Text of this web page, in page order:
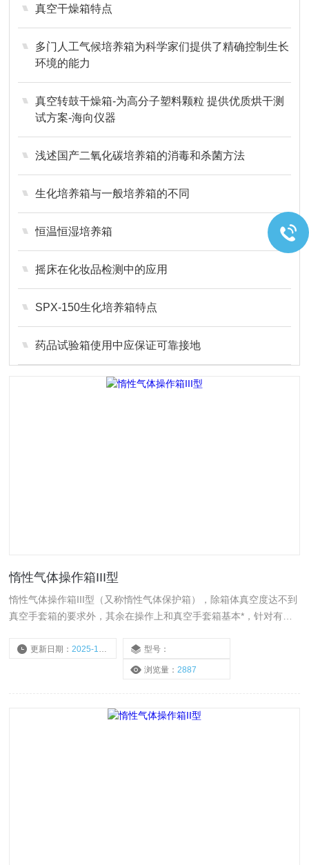
真空干燥箱特点
多门人工气候培养箱为科学家们提供了精确控制生长
环境的能力
真空转鼓干燥箱-为高分子塑料颗粒 提供优质烘干测
试方案-海向仪器
浅述国产二氧化碳培养箱的消毒和杀菌方法
生化培养箱与一般培养箱的不同
恒温恒湿培养箱
摇床在化妆品检测中的应用
SPX-150生化培养箱特点
药品试验箱使用中应保证可靠接地
惰性气体操作箱III型
惰性气体操作箱III型（又称惰性气体保护箱），除箱体真空度达不到
真空手套箱的要求外，其余在操作上和真空手套箱基本*，针对有毒
更新日期：2025-10-20 型号：
浏览量： 2887